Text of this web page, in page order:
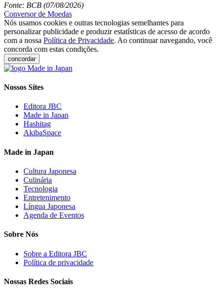
Fonte: BCB (07/08/2026)
Conversor de Moedas
Nós usamos cookies e outras tecnologias semelhantes para
personalizar publicidade e produzir estatísticas de acesso de acordo
com a nossa Política de Privacidade. Ao continuar navegando, você
concorda com estas condições.
concordar
Nossos Sites
Editora JBC
Made in Japan
Hashitag
AkibaSpace
Made in Japan
Cultura Japonesa
Culinária
Tecnologia
Entretenimento
Língua Japonesa
Agenda de Eventos
Sobre Nós
Sobre a Editora JBC
Política de privacidade
Nossas Redes Sociais